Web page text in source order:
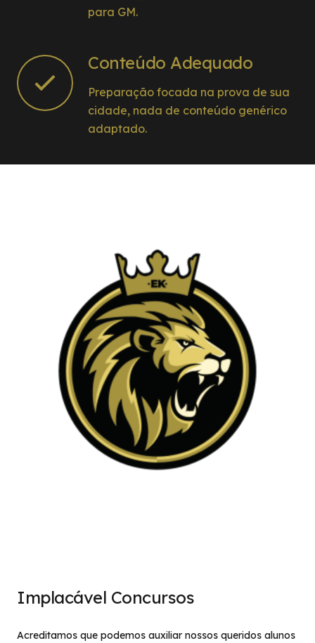
para GM.
Conteúdo Adequado
Preparação focada na prova de sua
cidade, nada de conteúdo genérico
adaptado.
Implacável Concursos
Acreditamos que podemos auxiliar nossos queridos alunos